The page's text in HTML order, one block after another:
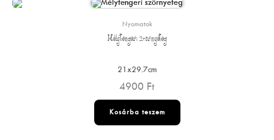
Nyomatok
Mélytengeri szörnyeteg
21x29.7cm
4900 Ft
Kosárba teszem